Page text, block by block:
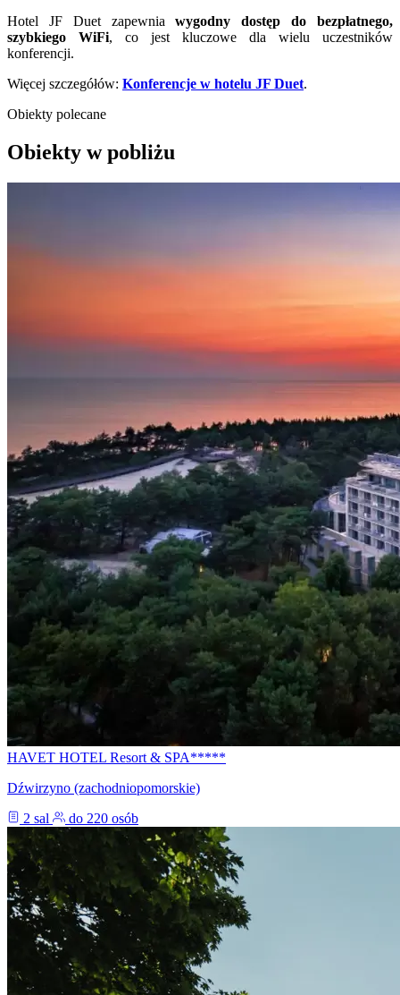
Hotel JF Duet zapewniawygodny dostęp do bezpłatnego,
szybkiego WiFi, co jest kluczowe dla wielu uczestników
konferencji.
Więcej szczegółów: Konferencje w hotelu JF Duet.
Obiekty polecane
Obiekty w pobliżu
HAVET HOTEL Resort & SPA*****
Dźwirzyno (zachodniopomorskie)
2 sal
do 220 osób